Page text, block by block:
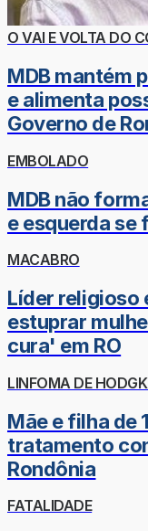
O VAI E VOLTA DO
MDB mantém
e alimenta
Governo de
EMBOLADO
MDB não
e esquerda se
MACABRO
Líder religioso
estuprar
cura' em RO
LINFOMA DE
Mãe e filha de
tratamento
Rondônia
FATALIDADE